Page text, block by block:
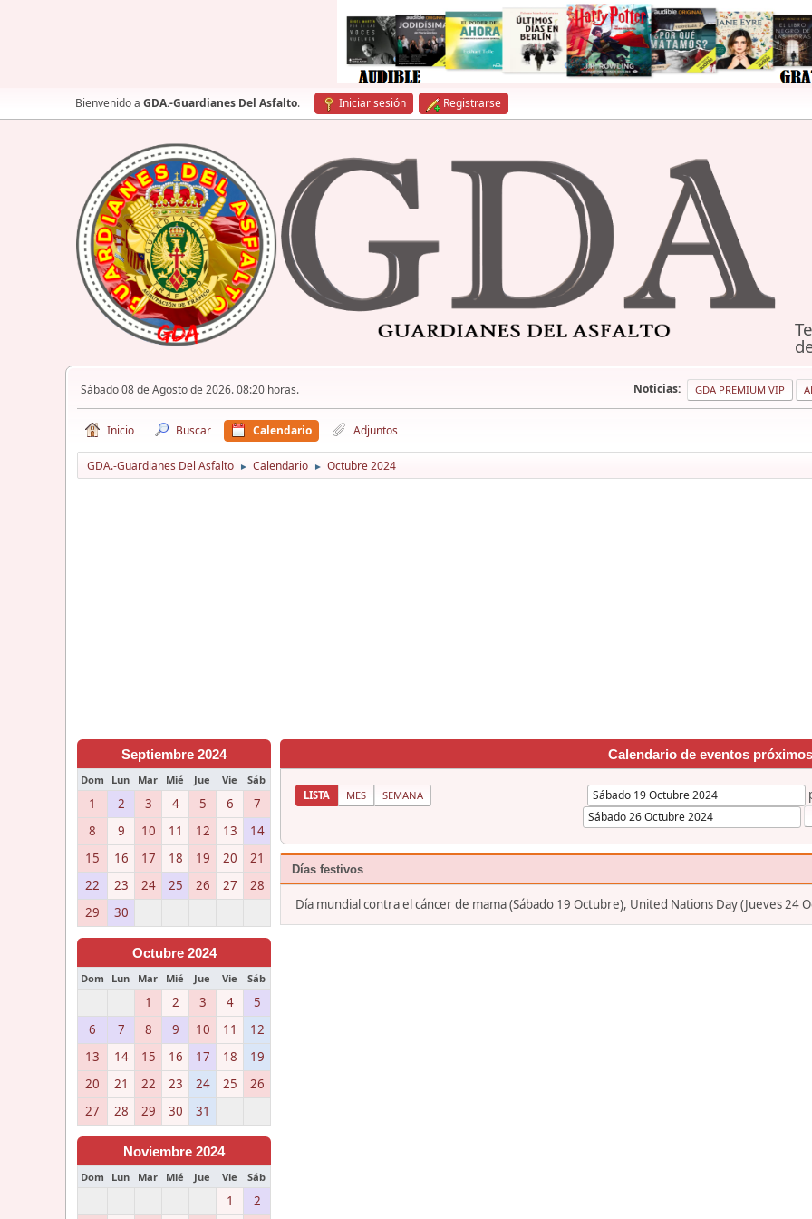
Bienvenido a GDA.-Guardianes Del Asfalto. Iniciar sesión Registrarse
Sábado 08 de Agosto de 2026. 08:20 horas. Noticias: GDA PREMIUM VIP
Inicio Buscar Calendario Adjuntos
GDA.-Guardianes Del Asfalto ► Calendario ► Octubre 2024
Septiembre 2024
Dom Lun Mar Mié Jue Vie Sáb
1 2 3 4 5 6
7
8
9 10 11 12 13
14
15
16 17 18 19 20
21
22
23 24 25 26 27
28
29
30
Octubre 2024
Dom Lun Mar Mié Jue Vie Sáb
1 2 3 4
5
6
7 8 9 10 11
12
13
14 15 16 17 18
19
20
21 22 23 24 25
26
27
28 29 30 31
Noviembre 2024
Dom Lun Mar Mié Jue Vie Sáb
1 2
Calendario de eventos próximos
LISTA MES SEMANA
Días festivos
Día mundial contra el cáncer de mama (Sábado 19 Octubre), United Nations Day (Jueves 24